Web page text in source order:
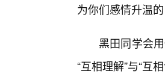
为你们感情升温的
黑田同学会
“互相理解”与“互